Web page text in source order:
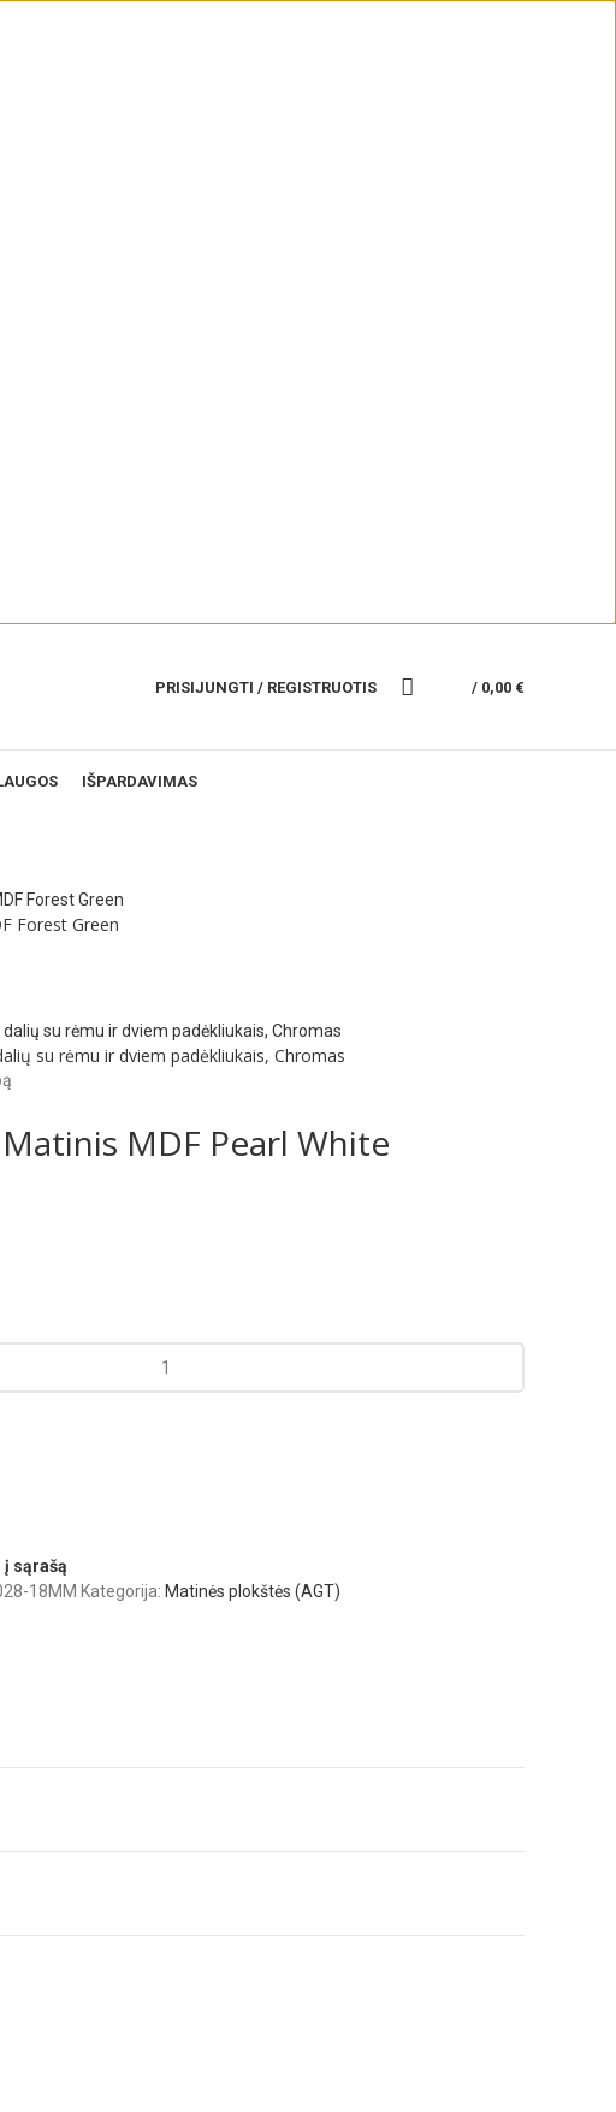
PRISIJUNGTI / REGISTRUOTIS / 0,00 €
IŠPARDAVIMAS
Forest Green
su rėmu ir dviem padėkliukais, Chromas
MDF Pearl White
į sąrašą
18MM Kategorija: Matinės plokštės (AGT)